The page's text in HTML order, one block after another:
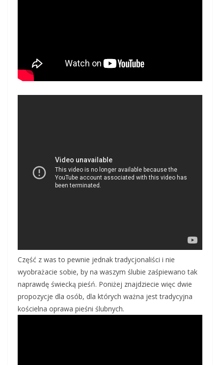
Część z was to pewnie jednak tradycjonaliści i nie
wyobrażacie sobie, by na waszym ślubie zaśpiewano tak
naprawdę świecką pieśń. Poniżej znajdziecie więc dwie
propozycje dla osób, dla których ważna jest tradycyjna
kościelna oprawa pieśni ślubnych.